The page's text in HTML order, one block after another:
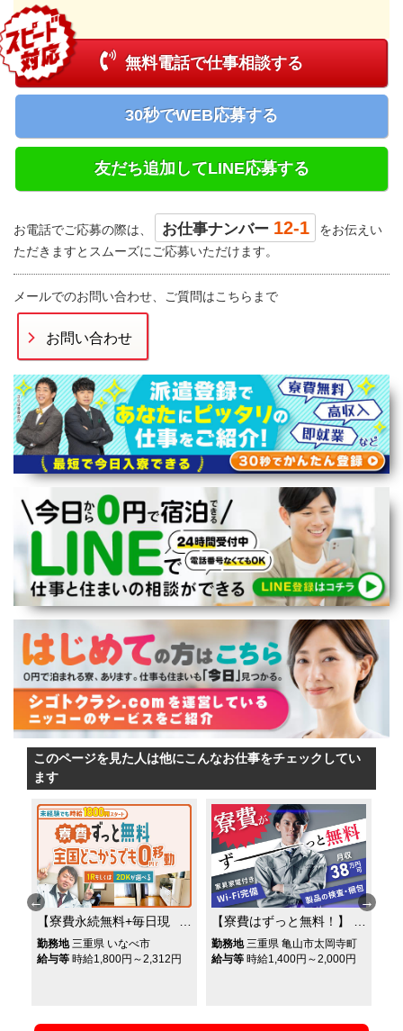
無料電話で仕事相談する
30秒でWEB応募する
友だち追加してLINE応募する
お電話でご応募の際は、 お仕事ナンバー 12-1
をお伝えい
ただきますとスムーズにご応募いただけます。
メールでのお問い合わせ、ご質問はこちらまで
お問い合わせ
このページを見た人は他にこんなお仕事をチェックしてい
ます
【寮費永続無料+毎日現
金で日払いOK★】年収
520万円可★全国どこか
勤務地三重県 いなべ市
給与等 時給1,800円～2,312円
【寮費はずっと無料！】
家具・家電・Wi-FI付き
の寮完備★月収38万円可
勤務地三重県 亀山市太岡寺町
給与等 時給1,400円～2,000円